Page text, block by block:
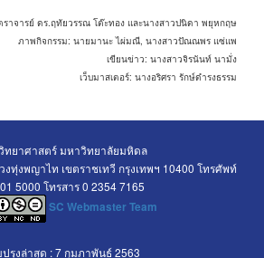
ราจารย์ ดร.ฤทัยวรรณ โต๊ะทอง และนางสาวปนิดา พยุหกฤษ
ภาพกิจกรรม: นายมานะ ไผ่มณี, นางสาวปัณณพร แซ่แพ
เขียนข่าว: นางสาวจิรนันท์ นามั่ง
เว็บมาสเตอร์: นางอริศรา รักษ์ดำรงธรรม
ทยาศาสตร์ มหาวิทยาลัยมหิดล
ทุ่งพญาไท เขตราชเทวี กรุงเทพฯ 10400 โทรศัพท์
5000 โทรสาร 0 2354 7165
SC Webmaster Team
รุงล่าสุด : 7 กุมภาพันธ์ 2563